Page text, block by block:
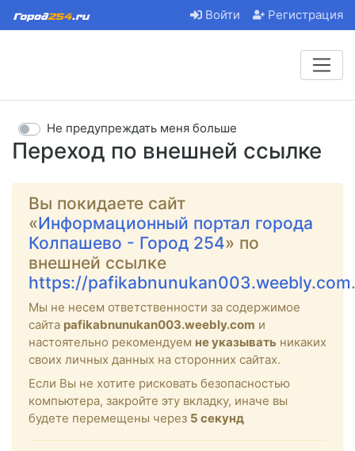
Войти Регистрация
Переход по внешней ссылке
Не предупреждать меня больше
Вы покидаете сайт
«Информационный портал города
Колпашево - Город 254» по
внешней ссылке
https://pafikabnunukan003.weebly.com.
Мы не несем ответственности за содержимое
сайта pafikabnunukan003.weebly.com и
настоятельно рекомендуем не указывать никаких
своих личных данных на сторонних сайтах.
Если Вы не хотите рисковать безопасностью
компьютера, закройте эту вкладку, иначе вы
будете перемещены через 5 секунд